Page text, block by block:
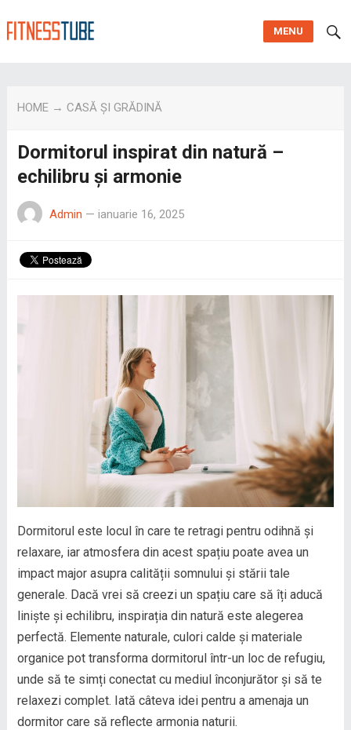
MENU
HOME→ CASĂ ȘI GRĂDINĂ
Dormitorul inspirat din natură –
echilibru și armonie
Admin — ianuarie 16, 2025
Dormitorul este locul în care te retragi pentru odihnă și
relaxare, iar atmosfera din acest spațiu poate avea un
impact major asupra calității somnului și stării tale
generale. Dacă vrei să creezi un spațiu care să îți aducă
liniște și echilibru, inspirația din natură este alegerea
perfectă. Elemente naturale, culori calde și materiale
organice pot transforma dormitorul într-un loc de refugiu,
unde să te simți conectat cu mediul înconjurător și să te
relaxezi complet. Iată câteva idei pentru a amenaja un
dormitor care să reflecte armonia naturii.